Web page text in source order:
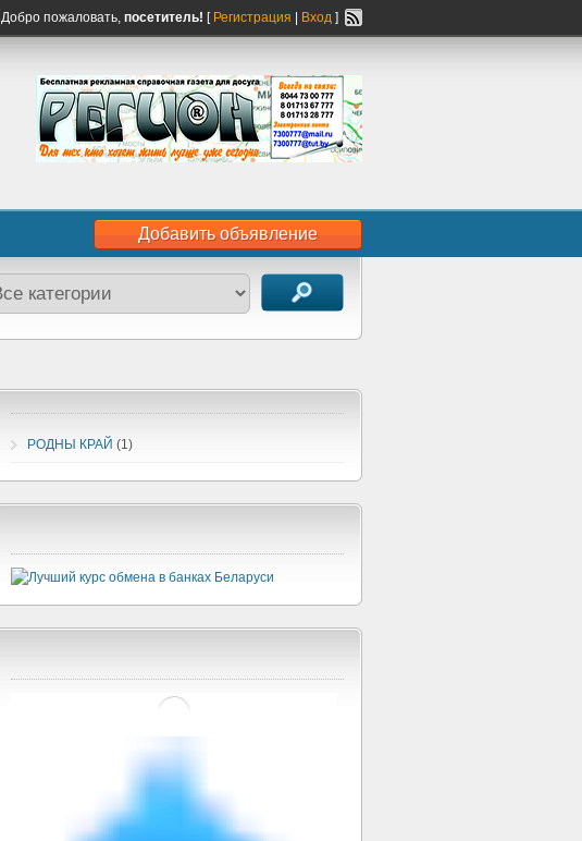
Добро пожаловать, посетитель! [ Регистрация Вход ]
Добавить объявление
РОДНЫ КРАЙ (1)